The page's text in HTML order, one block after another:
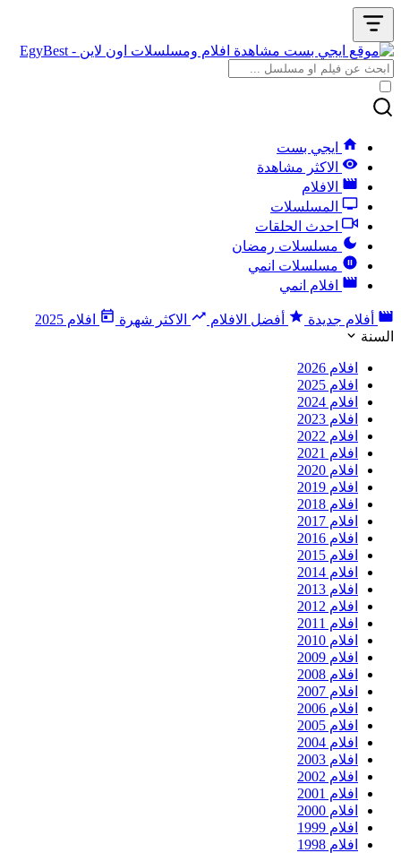
ايجي بست
الاكثر مشاهدة
الافلام
المسلسلات
احدث الحلقات
مسلسلات رمضان
مسلسلات انمي
افلام انمي
أفلام جديدة أفضل الافلام الاكثر شهرة
افلام 2025
السنة
افلام 2026
افلام 2025
افلام 2024
افلام 2023
افلام 2022
افلام 2021
افلام 2020
افلام 2019
افلام 2018
افلام 2017
افلام 2016
افلام 2015
افلام 2014
افلام 2013
افلام 2012
افلام 2011
افلام 2010
افلام 2009
افلام 2008
افلام 2007
افلام 2006
افلام 2005
افلام 2004
افلام 2003
افلام 2002
افلام 2001
افلام 2000
افلام 1999
افلام 1998